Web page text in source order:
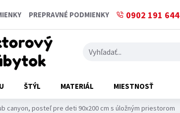
PREPRAVNÉ PODMIENKY 0902 191 644
ŠTÝL MATERIÁL MIESTNOSŤ
canyon, posteľ pre deti 90x200 cm s úložným priestorom